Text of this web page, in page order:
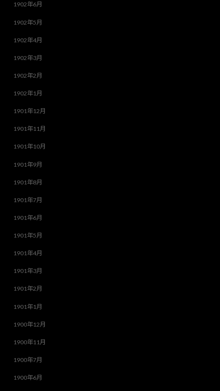
1902年6月
1902年5月
1902年4月
1902年3月
1902年2月
1902年1月
1901年12月
1901年11月
1901年10月
1901年9月
1901年8月
1901年7月
1901年6月
1901年5月
1901年4月
1901年3月
1901年2月
1901年1月
1900年12月
1900年11月
1900年7月
1900年6月